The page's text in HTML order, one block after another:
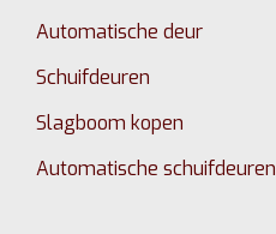
Automatische deur
Schuifdeuren
Slagboom kopen
Automatische schuifdeuren